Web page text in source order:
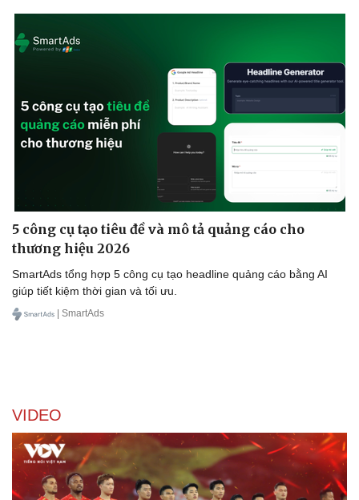
Dinh dưỡng - món ngon
Nhi khoa
Nam khoa
Làm đẹp - giảm cân
Phòng mạch online
Tình yêu - Gia đình
5 công cụ tạo tiêu đề và mô tả quảng cáo cho
thương hiệu 2026
SmartAds tổng hợp 5 công cụ tạo headline quảng cáo bằng AI
giúp tiết kiệm thời gian và tối ưu.
| SmartAds
VIDEO